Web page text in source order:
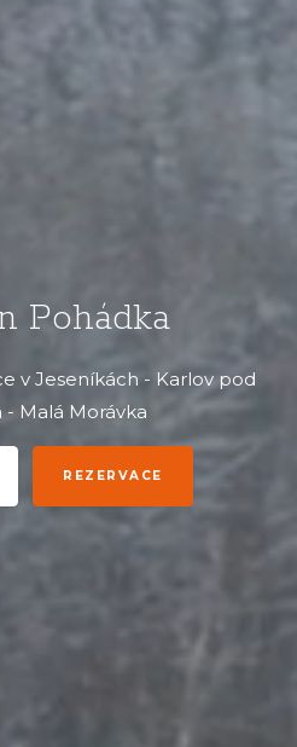
Pohádka
v Jeseníkách - Karlov pod
Malá Morávka
REZERVACE